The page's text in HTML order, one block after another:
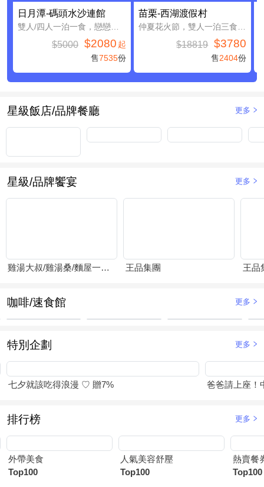
日月潭-碼頭水沙連館
$5000 $2080 起
售7535份
苗栗-西湖渡假村
$18819 $3780
售2404份
星級飯店/品牌餐廳 更多
星級/品牌饗宴 更多
雞湯大叔/雞湯桑/麵屋一燈/賴山嶼 王品集團 王品
咖啡/速食館 更多
特別企劃 更多
七夕就該吃得浪漫 ♡ 贈7% 爸爸請上座！
排行榜 更多
外帶美食
Top100
人氣美容舒壓
Top100
熱賣餐
Top100